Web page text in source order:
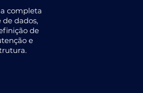
completa
de dados,
de
e